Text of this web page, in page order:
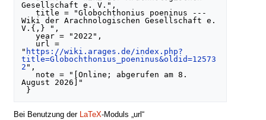
Gesellschaft e. V.",
   title = "Globochthonius poeninus ---
Wiki der Arachnologischen Gesellschaft e.
V.{,} ",
   year = "2022",
" https://wiki.arages.de/index.php?
title=Globochthonius_poeninus&oldid=12573
2 ",
August 2026]"
Bei Benutzung der LaTeX-Moduls „url“